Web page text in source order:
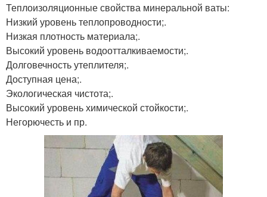
Теплоизоляционные свойства минеральной ваты:
Низкий уровень теплопроводности;.
Низкая плотность материала;.
Высокий уровень водоотталкиваемости;.
Долговечность утеплителя;.
Доступная цена;.
Экологическая чистота;.
Высокий уровень химической стойкости;.
Негорючесть и пр.